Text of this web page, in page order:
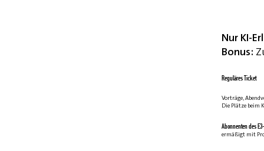
Nur KI-
Bonus:
Reguläres Ticket
Vorträge,
Die Plätze beim
Abonnenten des
ermäßigt mit